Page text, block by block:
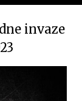
invaze